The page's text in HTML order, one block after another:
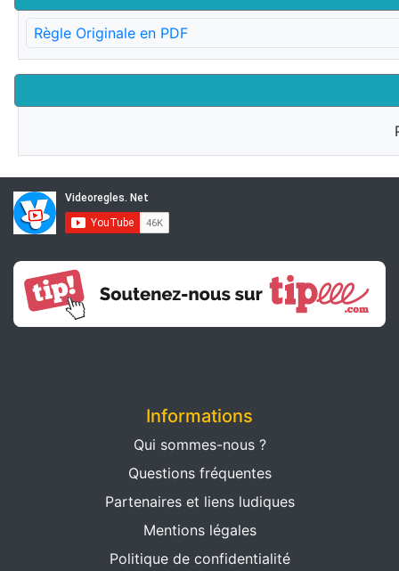
Règle Originale en PDF
Informations
Qui sommes-nous ?
Questions fréquentes
Partenaires et liens ludiques
Mentions légales
Politique de confidentialité